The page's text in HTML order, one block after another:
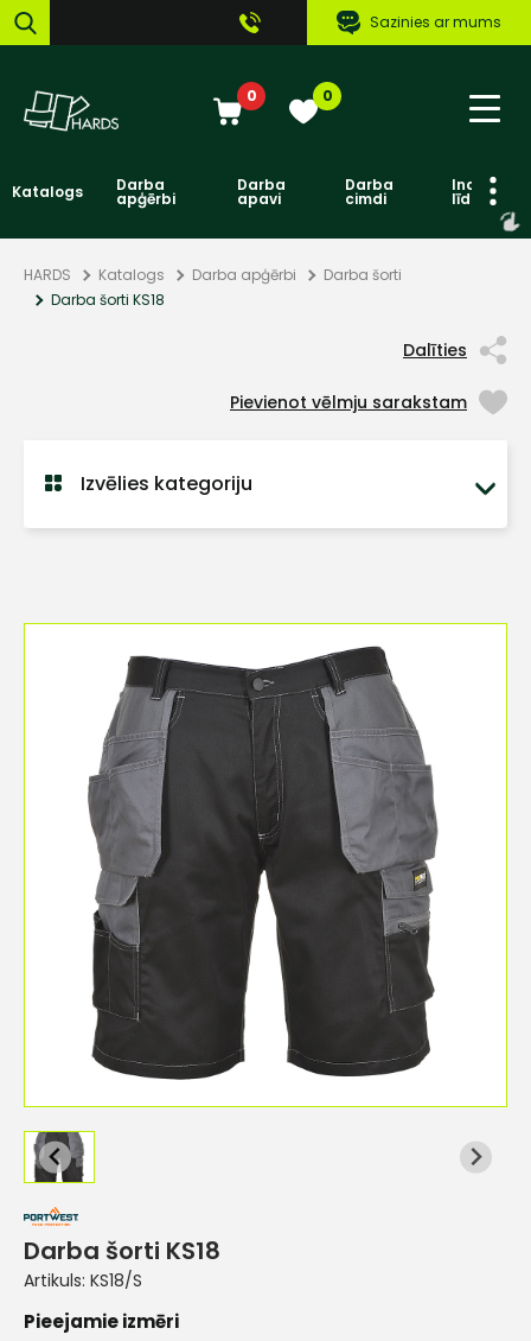
Sazinies ar mums
0 0
Katalogs Darba
apģērbi
Darba
apavi
Darba
cimdi līdzekļi
HARDS Katalogs Darba apģērbi
Darba šorti
Darba šorti KS18
Dalīties
Pievienot vēlmju sarakstam
Izvēlies kategoriju
Darba šorti KS18
Artikuls: KS18/S
Pieejamie izmēri